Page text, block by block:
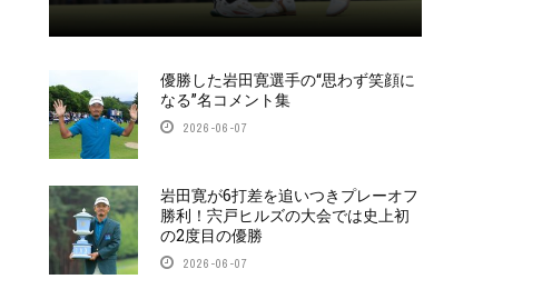
優勝した岩田寛選手の“思わず笑顔に
なる”名コメント集
2026-06-07
岩田寛が6打差を追いつきプレーオフ
勝利！宍戸ヒルズの大会では史上初
の2度目の優勝
2026-06-07